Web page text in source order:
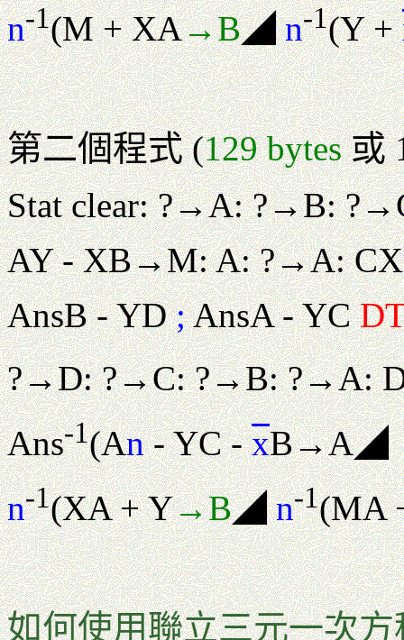
n-1(M + XA→B◢n-1(Y +
第二個程式 (129 bytes或
Stat clear: ?→A: ?→B:
AY - XB→M: A: ?→A:
AnsB - YD;AnsA - YCDT
?→D: ?→C: ?→B: ?→A:
Ans-1(An- YC -xB→A◢
n-1(XA + Y→B◢n-1(MA
如何使用聯立三元一次